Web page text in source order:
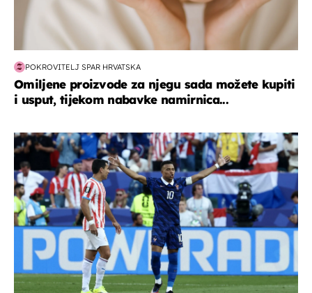
POKROVITELJ SPAR HRVATSKA
Omiljene proizvode za njegu sada možete kupiti
i usput, tijekom nabavke namirnica...
svjetsko prvenstvo 2026